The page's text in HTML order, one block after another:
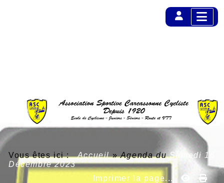
Vous êtes ici :Accueil»Agenda duSamedi 16
Décembre 2023
Imprimer la page...